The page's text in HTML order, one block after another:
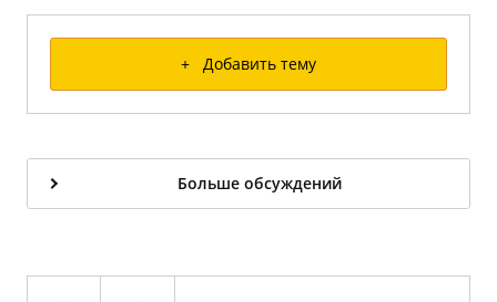
+ Добавить тему
Больше обсуждений